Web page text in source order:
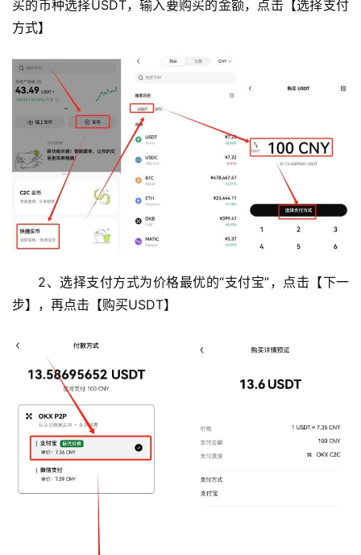
析
圈
常
题
买的币种选择USDT，输入要购买的金额，点击【选择支付
方式】
2、选择支付方式为价格最优的“支付宝”，点击【下一
步】，再点击【购买USDT】